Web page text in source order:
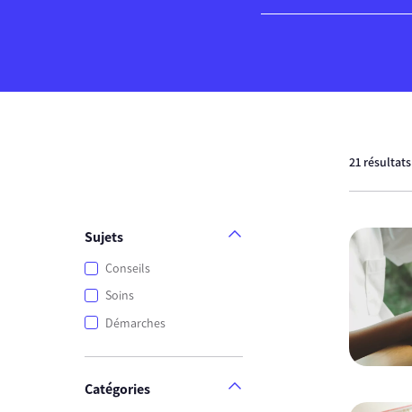
Sujets
Conseils
Soins
Démarches
Catégories
21 résultats